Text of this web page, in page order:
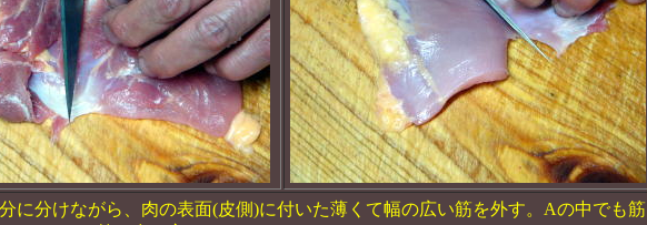
に分けながら、肉の表面(皮側)に付いた薄くて幅の広い筋を外す。Aの中でも筋